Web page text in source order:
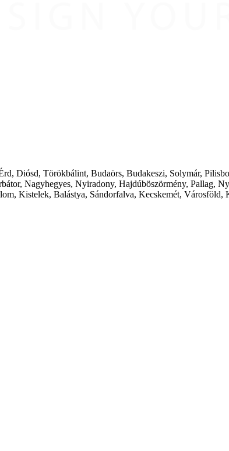
Diósd, Törökbálint, Budaörs, Budakeszi, Solymár,
Nagyhegyes, Nyiradony, Hajdúböszörmény, Pallag,
Kistelek, Balástya, Sándorfalva, Kecskemét, Városföld,